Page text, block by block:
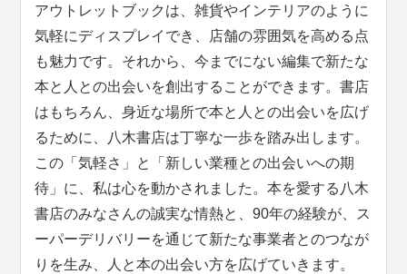
アウトレットブックは、雑貨やインテリアのように
気軽にディスプレイでき、店舗の雰囲気を高める点
も魅力です。それから、今までにない編集で新たな
本と人との出会いを創出することができます。書店
はもちろん、身近な場所で本と人との出会いを広げ
るために、八木書店は丁寧な一歩を踏み出します。
この「気軽さ」と「新しい業種との出会いへの期
待」に、私は心を動かされました。本を愛する八木
書店のみなさんの誠実な情熱と、90年の経験が、ス
ーパーデリバリーを通じて新たな事業者とのつなが
りを生み、人と本の出会い方を広げていきます。